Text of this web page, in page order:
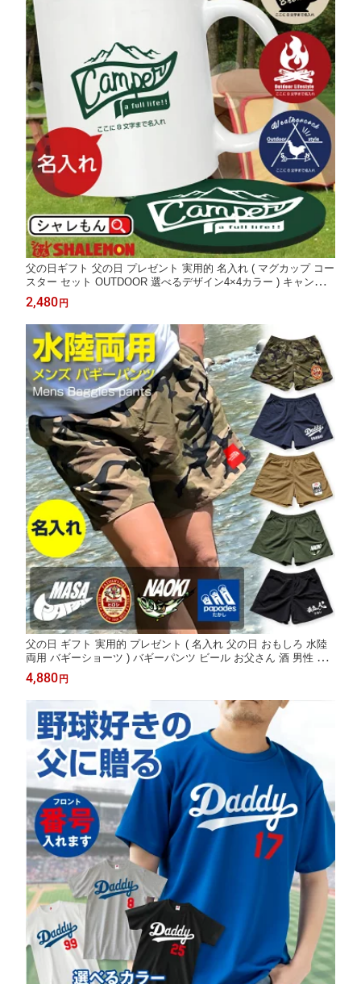
父の日ギフト 父の日 プレゼント 実用的 名入れ ( マグカップ コー
スター セット OUTDOOR 選べるデザイン4×4カラー ) キャンプ
アウトドア 男性 女性 父 母 誕生日 記念品 プレゼント しゃれもん
サプライズ
2,480 円
父の日 ギフト 実用的 プレゼント ( 名入れ 父の日 おもしろ 水陸
両用 バギーショーツ ) バギーパンツ ビール お父さん 酒 男性 彼
氏プール キャンプ 海水浴 夏 アウトドア メール便限定 送料無料
配送日指定可 father's day ハーフパンツ 短パン ・
4,880 円